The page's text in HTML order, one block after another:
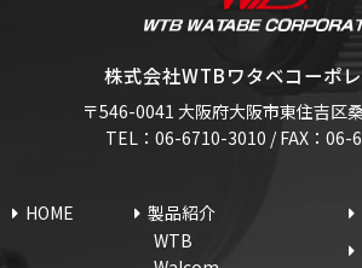
株式会社WTBワタベコーポ
〒546-0041 大阪府大阪市東住吉区
TEL：06-6710-3010 / FAX：06-
HOME
製品紹介
WTB